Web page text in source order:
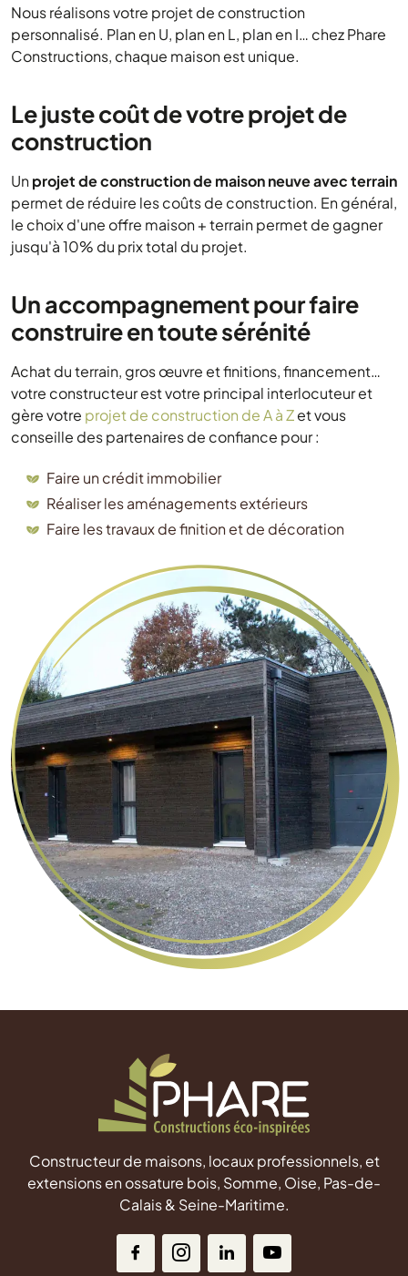
Nous réalisons votre projet de construction
personnalisé. Plan en U, plan en L, plan en I… chez Phare
Constructions, chaque maison est unique.
Le juste coût de votre projet de
construction
Unprojet de construction de maison neuve avec terrain
permet de réduire les coûts de construction. En général,
le choix d'une offre maison + terrain permet de gagner
jusqu'à 10% du prix total du projet.
Un accompagnement pour faire
construire en toute sérénité
Achat du terrain, gros œuvre et finitions, financement…
votre constructeur est votre principal interlocuteur et
gère votre projet de construction de A à Zet vous
conseille des partenaires de confiance pour :
Faire un crédit immobilier
Réaliser les aménagements extérieurs
Faire les travaux de finition et de décoration
Constructeur de maisons, locaux professionnels, et
extensions en ossature bois, Somme, Oise, Pas-de-
Calais & Seine-Maritime.